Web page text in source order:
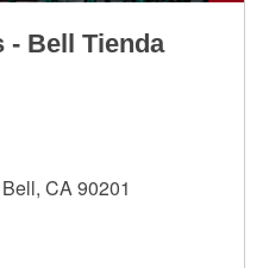
- Bell Tienda
CA 90201